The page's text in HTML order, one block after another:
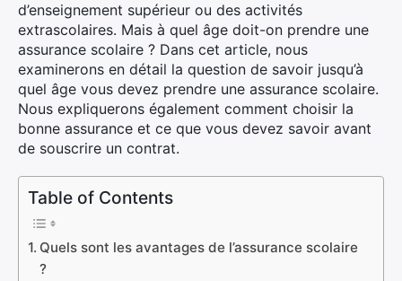
d’enseignement supérieur ou des activités
extrascolaires. Mais à quel âge doit-on prendre une
assurance scolaire ? Dans cet article, nous
examinerons en détail la question de savoir jusqu’à
quel âge vous devez prendre une assurance scolaire.
Nous expliquerons également comment choisir la
bonne assurance et ce que vous devez savoir avant
de souscrire un contrat.
Table of Contents
Quels sont les avantages de l’assurance scolaire
?